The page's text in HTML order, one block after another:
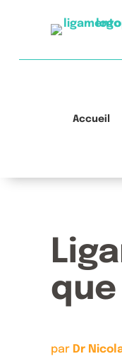
Accueil
par Dr